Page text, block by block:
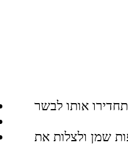
מראש, יש לטגן 2 כפות שמן ולצלות את